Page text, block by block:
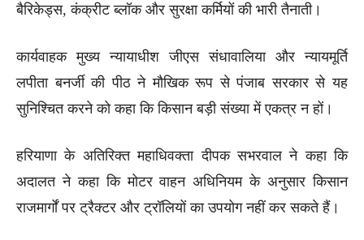
बैरिकेड्स, कंक्रीट ब्लॉक और सुरक्षा कर्मियों की भारी तैनाती।
कार्यवाहक मुख्य न्यायाधीश जीएस संधावालिया और न्यायमूर्ति
लपीता बनर्जी की पीठ ने मौखिक रूप से पंजाब सरकार से यह
सुनिश्चित करने को कहा कि किसान बड़ी संख्या में एकत्र न हों।
हरियाणा के अतिरिक्त महाधिवक्ता दीपक सभरवाल ने कहा कि
अदालत ने कहा कि मोटर वाहन अधिनियम के अनुसार किसान
राजमार्गों पर ट्रैक्टर और ट्रॉलियों का उपयोग नहीं कर सकते हैं।